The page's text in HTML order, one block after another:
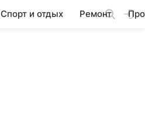
Спорт и отдых Ремонт